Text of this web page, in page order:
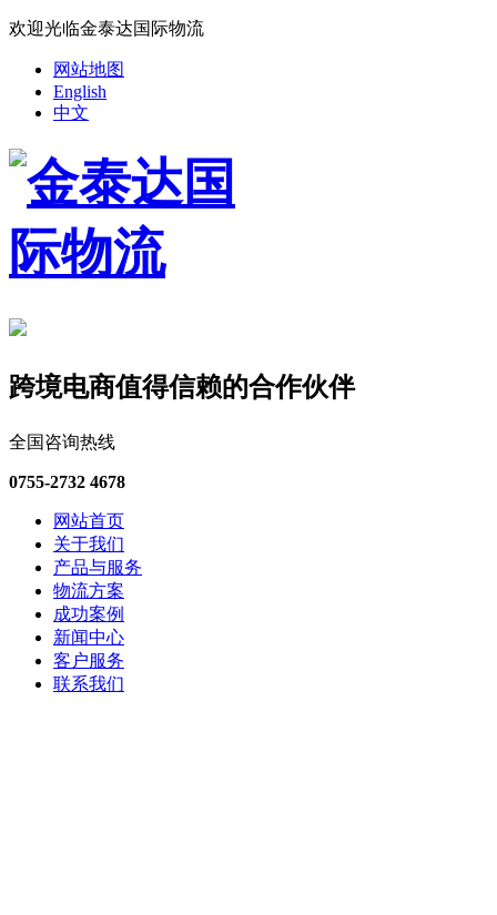
欢迎光临金泰达国际物流
网站地图
English
中文
跨境电商值得信赖的合作伙伴
全国咨询热线
0755-2732 4678
网站首页
关于我们
产品与服务
物流方案
成功案例
新闻中心
客户服务
联系我们